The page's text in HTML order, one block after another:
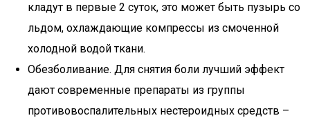
кладут в первые 2 суток, это может быть пузырь со
льдом, охлаждающие компрессы из смоченной
холодной водой ткани.
Обезболивание. Для снятия боли лучший эффект
дают современные препараты из группы
противовоспалительных нестероидных средств –